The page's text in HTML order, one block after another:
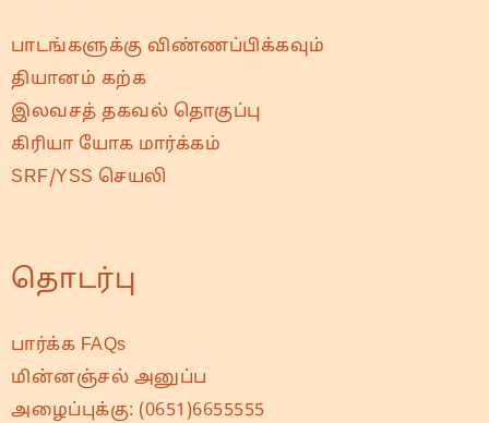
பாடங்களுக்கு விண்ணப்பிக்கவும்
தியானம் கற்க
இலவசத் தகவல் தொகுப்பு
கிரியா யோக மார்க்கம்
SRF/YSS செயலி
தொடர்பு
பார்க்க FAQs
மின்னஞ்சல் அனுப்ப
அழைப்புக்கு: (0651)6655555